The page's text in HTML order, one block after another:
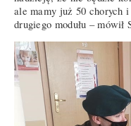
ale mamy już 50 chorych
drugiego modułu – mówił